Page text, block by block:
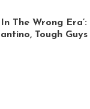
The Wrong Era’:
Tough Guys